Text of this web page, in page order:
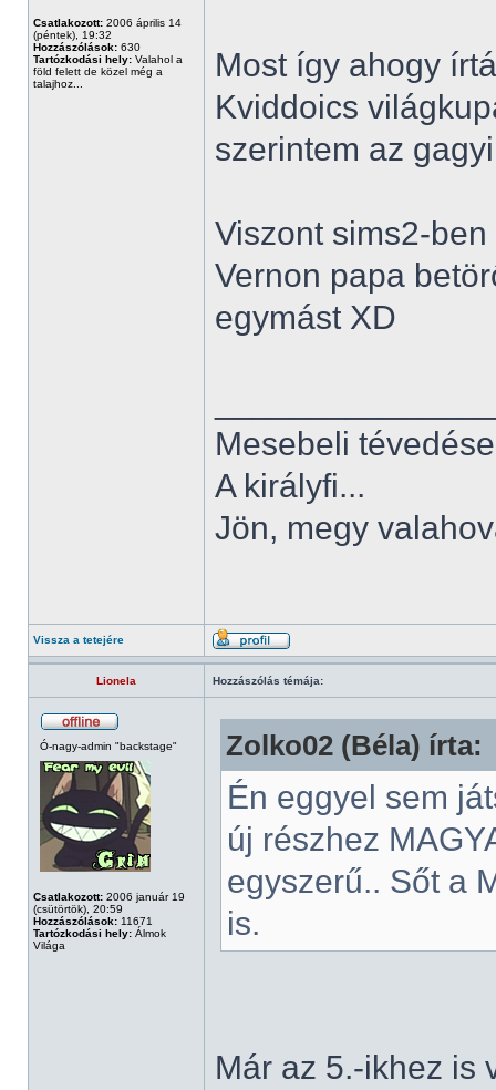
Csatlakozott: 2006 április 14
(péntek), 19:32
Hozzászólások: 630
Tartózkodási hely: Valahol a
föld felett de közel még a
talajhoz...
Most így ahogy
Kviddoics
szerintem az
Viszont sims2-
Vernon papa
egymást XD
Mesebeli
A királyfi...
Jön, megy
Vissza a tetejére
Lionela Hozzászólás témája:
Ó-nagy-admin "backstage"
Csatlakozott: 2006 január 19
(csütörtök), 20:59
Hozzászólások: 11671
Tartózkodási hely: Álmok
Világa
Zolko02 (Béla) írta:
Én eggyel sem
új részhez
egyszerű.. Sőt a
is.
Már az 5.-ikhez is